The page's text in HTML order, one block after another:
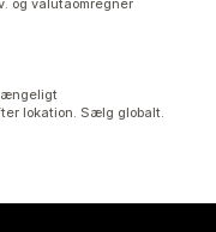
og valutaomregner
lokation. Sælg globalt.